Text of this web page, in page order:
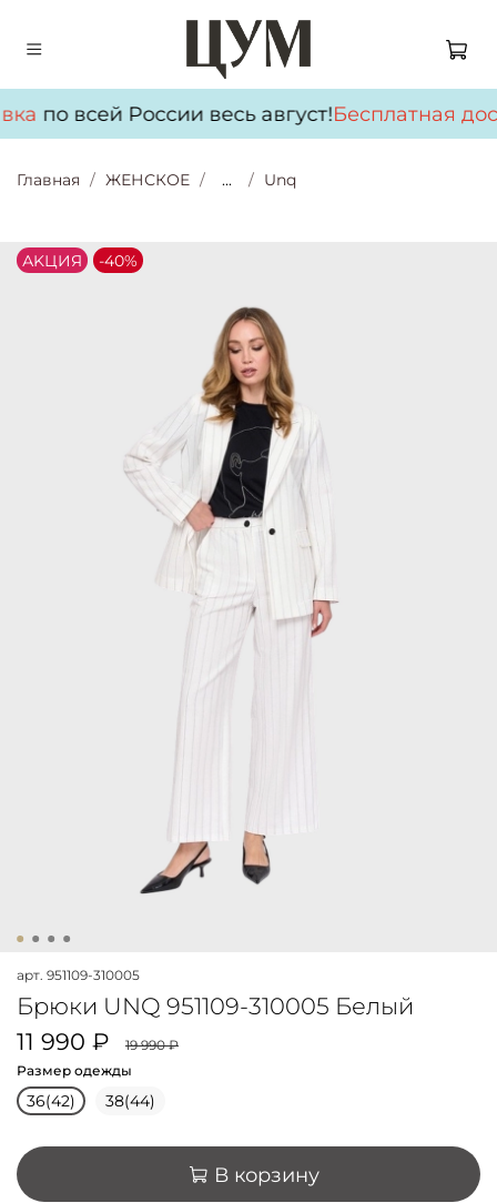
по всей России весь август!Бесплатная
Главная ЖЕНСКОЕ ... Unq
АKЦИЯ -40%
арт. 951109-310005
Брюки UNQ 951109-310005 Белый
11 990 ₽
19 990 ₽
Размер одежды
36(42) 38(44)
В корзину